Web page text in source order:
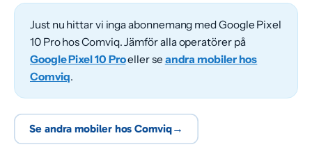
Just nu hittar vi inga abonnemang med Google Pixel
10 Pro hos Comviq. Jämför alla operatörer på
Google Pixel 10 Proeller se andra mobiler hos
Comviq.
Se andra mobiler hos Comviq→